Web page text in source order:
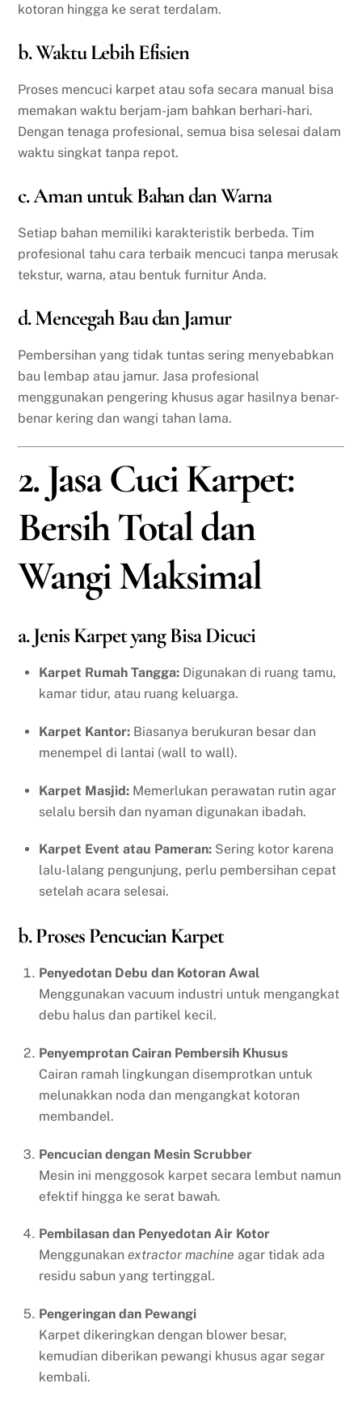
kotoran hingga ke serat terdalam.
b. Waktu Lebih Efisien
Proses mencuci karpet atau sofa secara manual bisa
memakan waktu berjam-jam bahkan berhari-hari.
Dengan tenaga profesional, semua bisa selesai dalam
waktu singkat tanpa repot.
c. Aman untuk Bahan dan Warna
Setiap bahan memiliki karakteristik berbeda. Tim
profesional tahu cara terbaik mencuci tanpa merusak
tekstur, warna, atau bentuk furnitur Anda.
d. Mencegah Bau dan Jamur
Pembersihan yang tidak tuntas sering menyebabkan
bau lembap atau jamur. Jasa profesional
menggunakan pengering khusus agar hasilnya benar-
benar kering dan wangi tahan lama.
2. Jasa Cuci Karpet:
Bersih Total dan
Wangi Maksimal
a. Jenis Karpet yang Bisa Dicuci
Karpet Rumah Tangga: Digunakan di ruang tamu,
kamar tidur, atau ruang keluarga.
Karpet Kantor: Biasanya berukuran besar dan
menempel di lantai (wall to wall).
Karpet Masjid: Memerlukan perawatan rutin agar
selalu bersih dan nyaman digunakan ibadah.
Karpet Event atau Pameran: Sering kotor karena
lalu-lalang pengunjung, perlu pembersihan cepat
setelah acara selesai.
b. Proses Pencucian Karpet
Penyedotan Debu dan Kotoran Awal
Menggunakan vacuum industri untuk mengangkat
debu halus dan partikel kecil.
Penyemprotan Cairan Pembersih Khusus
Cairan ramah lingkungan disemprotkan untuk
melunakkan noda dan mengangkat kotoran
membandel.
Pencucian dengan Mesin Scrubber
Mesin ini menggosok karpet secara lembut namun
efektif hingga ke serat bawah.
Pembilasan dan Penyedotan Air Kotor
Menggunakan extractor machine agar tidak ada
residu sabun yang tertinggal.
Pengeringan dan Pewangi
Karpet dikeringkan dengan blower besar,
kemudian diberikan pewangi khusus agar segar
kembali.